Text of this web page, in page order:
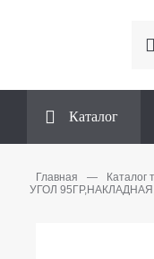
Каталог
Главная — Каталог
УГОЛ